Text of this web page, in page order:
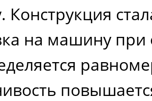
л
Конструкция
на машину при